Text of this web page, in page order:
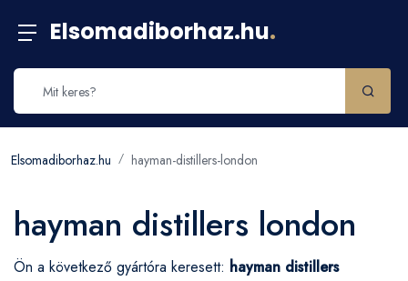
Elsomadiborhaz.hu.
Elsomadiborhaz.hu hayman-distillers-london
hayman distillers london
Ön a következő gyártóra keresett: hayman distillers